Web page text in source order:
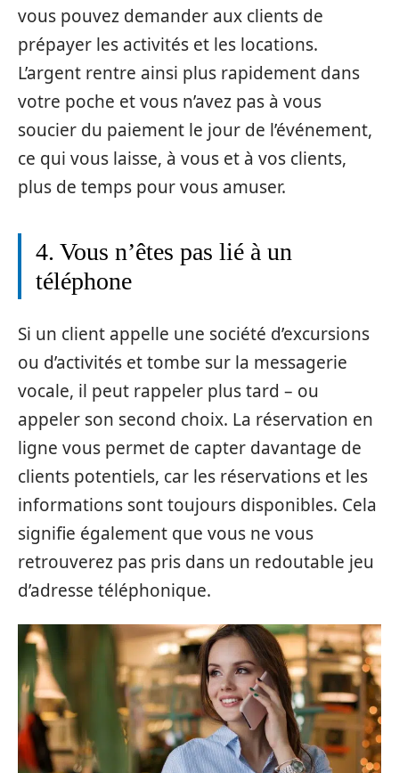
vous pouvez demander aux clients de
prépayer les activités et les locations.
L’argent rentre ainsi plus rapidement dans
votre poche et vous n’avez pas à vous
soucier du paiement le jour de l’événement,
ce qui vous laisse, à vous et à vos clients,
plus de temps pour vous amuser.
4. Vous n’êtes pas lié à un
téléphone
Si un client appelle une société d’excursions
ou d’activités et tombe sur la messagerie
vocale, il peut rappeler plus tard – ou
appeler son second choix. La réservation en
ligne vous permet de capter davantage de
clients potentiels, car les réservations et les
informations sont toujours disponibles. Cela
signifie également que vous ne vous
retrouverez pas pris dans un redoutable jeu
d’adresse téléphonique.